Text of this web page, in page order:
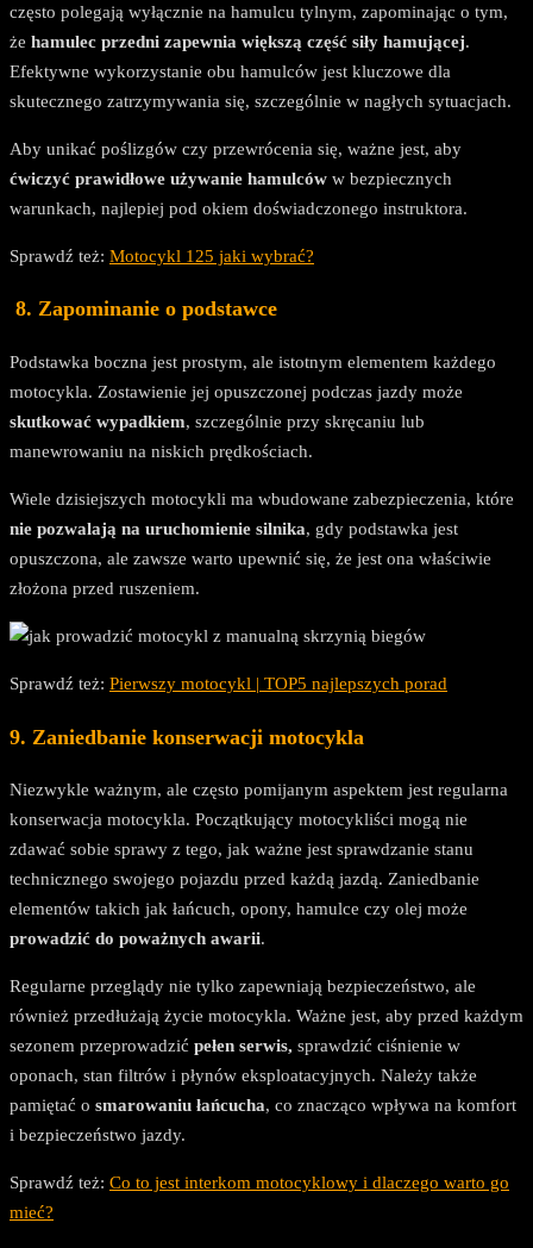
często polegają wyłącznie na hamulcu tylnym, zapominając o tym,
że hamulec przedni zapewnia większą część siły hamującej.
Efektywne wykorzystanie obu hamulców jest kluczowe dla
skutecznego zatrzymywania się, szczególnie w nagłych sytuacjach.
Aby unikać poślizgów czy przewrócenia się, ważne jest, aby
ćwiczyć prawidłowe używanie hamulców w bezpiecznych
warunkach, najlepiej pod okiem doświadczonego instruktora.
Sprawdź też: Motocykl 125 jaki wybrać?
8. Zapominanie o podstawce
Podstawka boczna jest prostym, ale istotnym elementem każdego
motocykla. Zostawienie jej opuszczonej podczas jazdy może
skutkować wypadkiem, szczególnie przy skręcaniu lub
manewrowaniu na niskich prędkościach.
Wiele dzisiejszych motocykli ma wbudowane zabezpieczenia, które
nie pozwalają na uruchomienie silnika, gdy podstawka jest
opuszczona, ale zawsze warto upewnić się, że jest ona właściwie
złożona przed ruszeniem.
Sprawdź też: Pierwszy motocykl | TOP5 najlepszych porad
9. Zaniedbanie konserwacji motocykla
Niezwykle ważnym, ale często pomijanym aspektem jest regularna
konserwacja motocykla. Początkujący motocykliści mogą nie
zdawać sobie sprawy z tego, jak ważne jest sprawdzanie stanu
technicznego swojego pojazdu przed każdą jazdą. Zaniedbanie
elementów takich jak łańcuch, opony, hamulce czy olej może
prowadzić do poważnych awarii.
Regularne przeglądy nie tylko zapewniają bezpieczeństwo, ale
również przedłużają życie motocykla. Ważne jest, aby przed każdym
sezonem przeprowadzić pełen serwis, sprawdzić ciśnienie w
oponach, stan filtrów i płynów eksploatacyjnych. Należy także
pamiętać o smarowaniu łańcucha, co znacząco wpływa na komfort
i bezpieczeństwo jazdy.
Sprawdź też: Co to jest interkom motocyklowy i dlaczego warto go
mieć?